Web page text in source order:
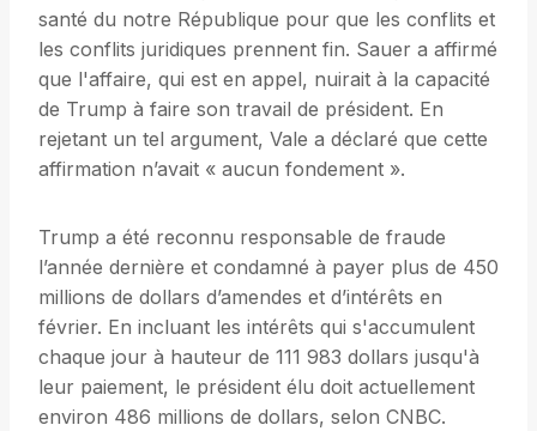
santé du notre République pour que les conflits et
les conflits juridiques prennent fin. Sauer a affirmé
que l'affaire, qui est en appel, nuirait à la capacité
de Trump à faire son travail de président. En
rejetant un tel argument, Vale a déclaré que cette
affirmation n’avait « aucun fondement ».
Trump a été reconnu responsable de fraude
l’année dernière et condamné à payer plus de 450
millions de dollars d’amendes et d’intérêts en
février. En incluant les intérêts qui s'accumulent
chaque jour à hauteur de 111 983 dollars jusqu'à
leur paiement, le président élu doit actuellement
environ 486 millions de dollars, selon CNBC.